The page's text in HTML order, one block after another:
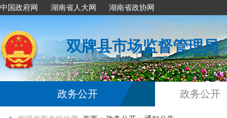
中国政府网 湖南省人大网 湖南省政协网
双牌县市场监督管理局
政务公开 政务公开